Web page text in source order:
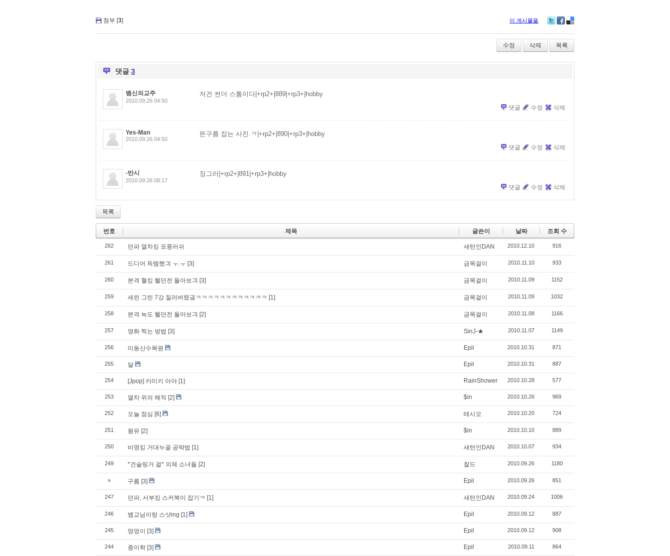
첨부 [3] 이 게시물을
bo
ok
ou
s
수정 삭제 목록
댓글 3
뱀신의교주
2010.09.26 04:50
저건 썬더 스톰이다|+rp2+|889|+rp3+|hobby
댓글 수정 삭제
Yes-Man
2010.09.26 04:50
뜬구름 잡는 사진.ㅋ|+rp2+|890|+rp3+|hobby
댓글 수정 삭제
-반시
2010.09.26 08:17
징그러|+rp2+|891|+rp3+|hobby
댓글 수정 삭제
목록
번호 제목 글쓴이 날짜 조회 수
262 던파 열차킹 포풍러쉬 새턴인DAN 2010.12.10 916
261 드디어 득템했긔 ㅜ.ㅜ [3] 금목걸이 2010.11.10 933
260 본격 혈킹 헬던전 돌아보긔 [3] 금목걸이 2010.11.09 1152
259 세린 그린 7강 질러버렸긬ㅋㅋㅋㅋㅋㅋㅋㅋㅋㅋㅋㅋ [1] 금목걸이 2010.11.09 1032
258 본격 녹도 헬던전 돌아보긔 [2] 금목걸이 2010.11.08 1166
257 영화 찍는 방법 [3] SinJ-★ 2010.11.07 1149
256 미동산수목원 Epil 2010.10.31 871
255 달 Epil 2010.10.31 887
254 [Jpop] 카미키 아야 [1] RainShower 2010.10.28 577
253 열차 위의 해적 [2] $in 2010.10.26 969
252 오늘 점심 [6] 테시오 2010.10.20 724
251 왕유 [2] $in 2010.10.10 889
250 비명킹 거대누골 공략법 [1] 새턴인DAN 2010.10.07 934
249 *건슬링거 걸* 의체 소녀들 [2] 찰드 2010.09.26 1180
» 구름 [3] Epil 2010.09.26 851
247 던파, 서부킹 스커북이 잡기ㅋ [1] 새턴인DAN 2010.09.24 1006
246 뱀교님이랑 스샷ing [1] Epil 2010.09.12 887
245 멍멍이 [3] Epil 2010.09.12 908
244 종이학 [3] Epil 2010.09.11 864